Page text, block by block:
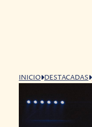
INICIO DESTACADAS